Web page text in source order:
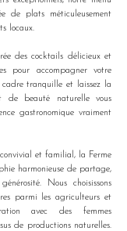
de plats méticuleusement
locaux.
des cocktails délicieux et
pour accompagner votre
cadre tranquille et laissez la
de beauté naturelle vous
gastronomique vraiment
et familial, la Ferme
harmonieuse de partage,
Nous choisissons
parmi les agriculteurs et
avec des femmes
de productions naturelles.